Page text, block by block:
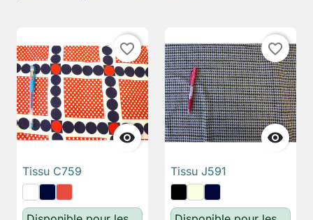

favorite_border
Tissu C759

favorite_border
Tissu J591